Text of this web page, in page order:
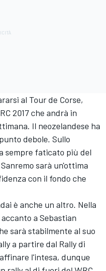
al Tour de Corse,
2017 che andrà in
Il neozelandese ha
debole. Sullo
sempre faticato più del
sarà un'ottima
con il fondo che
è anche un altro. Nella
a Sebastian
sarà stabilmente al suo
a partire dal Rally di
l'intesa, dunque